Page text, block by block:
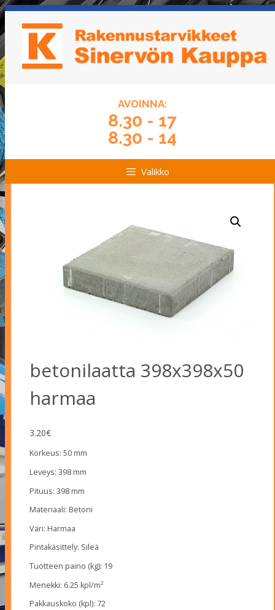
Siirry
sisältöön
Siirry
sisältöön
AVOINNA:
8.30 - 17
8.30 - 14
Valikko
betonilaatta 398x398x50
harmaa
3.20€
Korkeus: 50 mm
Leveys: 398 mm
Pituus: 398 mm
Materiaali: Betoni
Väri: Harmaa
Pintakäsittely: Sileä
Tuotteen paino (kg): 19
Menekki: 6.25 kpl/m²
Pakkauskoko (kpl): 72